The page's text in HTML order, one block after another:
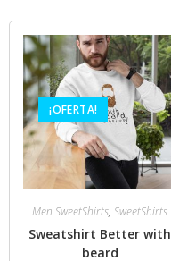
¡OFERTA!
Men SweetShirts, SweetShirts
Sweatshirt Better with
beard